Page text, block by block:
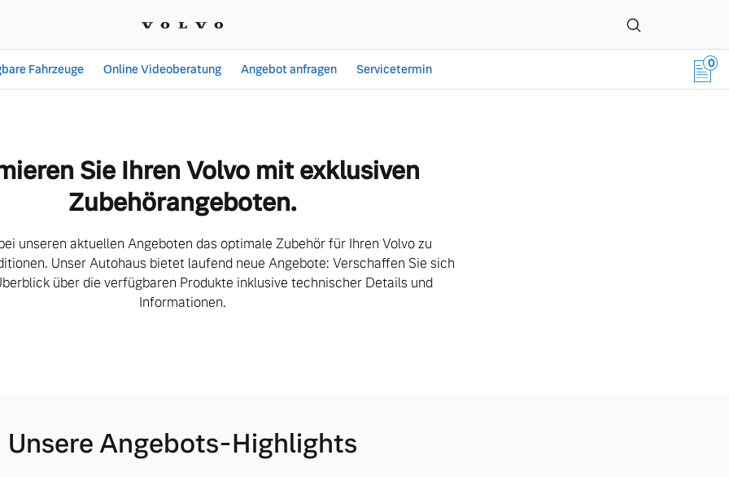
Fahrzeuge Online Videoberatung Angebot anfragen Servicetermin
Sie Ihren Volvo mit exklusiven
Zubehörangeboten.
unseren aktuellen Angeboten das optimale Zubehör für Ihren Volvo zu
Unser Autohaus bietet laufend neue Angebote: Verschaffen Sie sich
über die verfügbaren Produkte inklusive technischer Details und
Informationen.
Unsere Angebots-Highlights
0